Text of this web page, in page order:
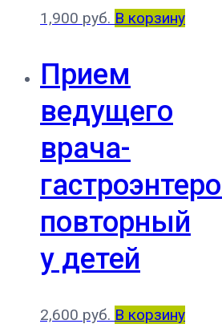
1,900 руб. В корзину
Прием
ведущего
врача-
повторный
у детей
2,600 руб. В корзину